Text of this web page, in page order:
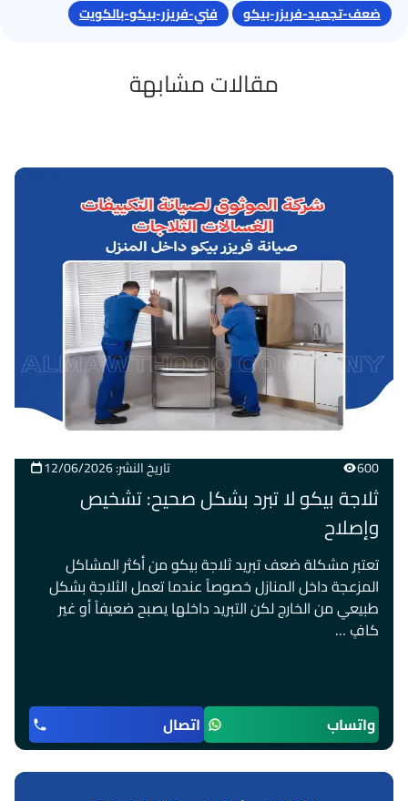
ضعف-تجميد-فريزر-بيكو
فني-فريزر-بيكو-بالكويت
مقالات مشابهة
600 تاريخ النشر: 12/06/2026
ثلاجة بيكو لا تبرد بشكل صحيح: تشخيص
وإصلاح
تعتبر مشكلة ضعف تبريد ثلاجة بيكو من أكثر المشاكل
المزعجة داخل المنازل خصوصاً عندما تعمل الثلاجة بشكل
طبيعي من الخارج لكن التبريد داخلها يصبح ضعيفاً أو غير
كافٍ …
واتساب اتصال